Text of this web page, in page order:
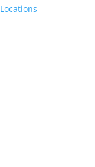
Locations